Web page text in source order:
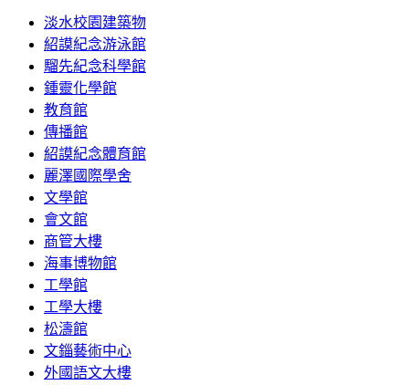
淡水校園建築物
紹謨紀念游泳館
騮先紀念科學館
鍾靈化學館
教育館
傳播館
紹謨紀念體育館
麗澤國際學舍
文學館
會文館
商管大樓
海事博物館
工學館
工學大樓
松濤館
文錙藝術中心
外國語文大樓